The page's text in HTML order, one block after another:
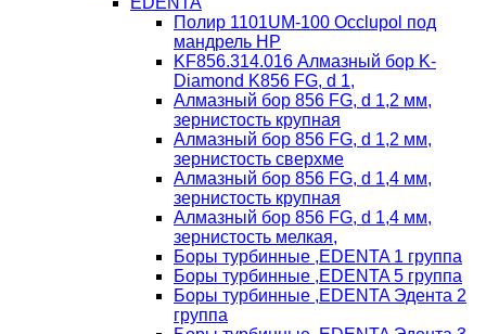
Полир 1101UM-100 Occlupol под
мандрель HP
KF856.314.016 Алмазный бор K-
Diamond K856 FG, d 1,
Алмазный бор 856 FG, d 1,2 мм,
зернистость крупная
Алмазный бор 856 FG, d 1,2 мм,
зернистость сверхме
Алмазный бор 856 FG, d 1,4 мм,
зернистость крупная
Алмазный бор 856 FG, d 1,4 мм,
зернистость мелкая,
Боры турбинные ,EDENTA 1 группа
Боры турбинные ,EDENTA 5 группа
Боры турбинные ,EDENTA Эдента 2
группа